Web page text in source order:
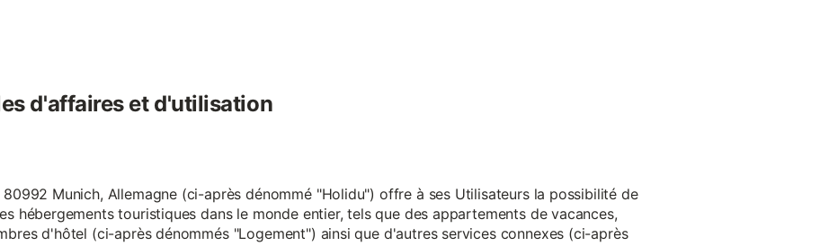
d'affaires et d'utilisation
80992 Munich, Allemagne (ci-après dénommé "Holidu") offre à ses Utilisateurs la possibilité de
hébergements touristiques dans le monde entier, tels que des appartements de vacances,
d'hôtel (ci-après dénommés "Logement") ainsi que d'autres services connexes (ci-après